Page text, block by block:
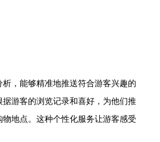
，能够精准地推送符合游客兴趣的
游客的浏览记录和喜好，为他们推
地点。这种个性化服务让游客感受